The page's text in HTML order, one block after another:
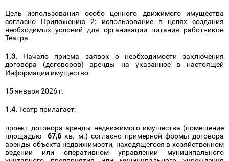
Цель использования особо ценного движимого имущества
согласно Приложению 2: использование в целях создания
необходимых условий для организации питания работников
Театра.
1.3. Начало приема заявок о необходимости заключения
договора (договоров) аренды на указанное в настоящей
Информации имущество:
15 января 2026 г.
1.4. Театр прилагает:
проект договора аренды недвижимого имущества (помещение
площадью 67,6 кв. м.) согласно примерной формы договора
аренды объекта недвижимости, находящегося в хозяйственном
ведении или оперативном управлении муниципального